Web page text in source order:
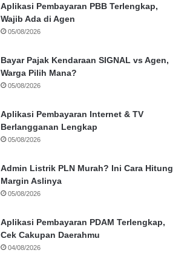
Aplikasi Pembayaran PBB Terlengkap,
Wajib Ada di Agen
05/08/2026
Bayar Pajak Kendaraan SIGNAL vs Agen,
Warga Pilih Mana?
05/08/2026
Aplikasi Pembayaran Internet & TV
Berlangganan Lengkap
05/08/2026
Admin Listrik PLN Murah? Ini Cara Hitung
Margin Aslinya
05/08/2026
Aplikasi Pembayaran PDAM Terlengkap,
Cek Cakupan Daerahmu
04/08/2026